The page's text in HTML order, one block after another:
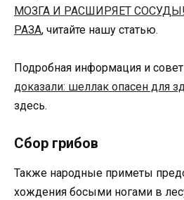
МОЗГА И РАСШИРЯЕТ
РАЗА, читайте нашу статью.
Подробная информация и
доказали: шеллак опасен для
здесь.
Сбор грибов
Также народные приметы
хождения босыми ногами в